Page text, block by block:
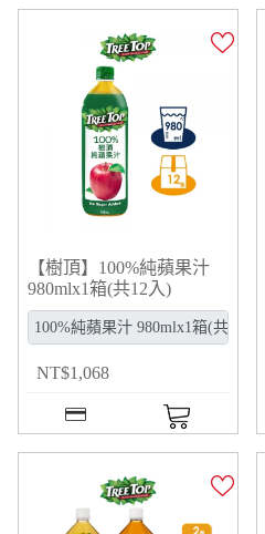
【樹頂】100%純蘋果汁
980mlx1箱(共12入)
NT$1,068